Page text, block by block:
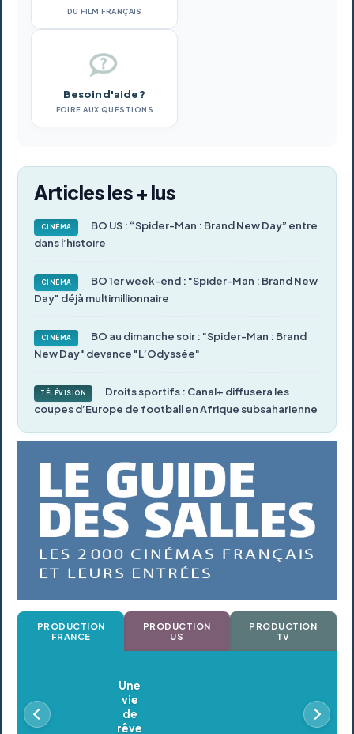
DU FILM FRANÇAIS
Besoin d'aide ?
FOIRE AUX QUESTIONS
Articles les + lus
CINÉMA
BO US : “Spider-Man : Brand New Day” entre
dans l’histoire
CINÉMA
BO 1er week-end : "Spider-Man : Brand New
Day" déjà multimillionnaire
CINÉMA
BO au dimanche soir : "Spider-Man : Brand
New Day" devance "L’Odyssée"
TÉLÉVISION
Droits sportifs : Canal+ diffusera les
coupes d’Europe de football en Afrique subsaharienne
PRODUCTION
FRANCE
PRODUCTION
US
PRODUCTION
TV
Oldeupe
En postproduction